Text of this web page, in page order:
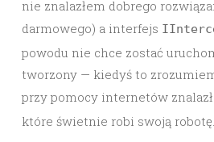
nie znalazłem dobrego
darmowego) a interfejs
powodu nie chce zostać
tworzony — kiedyś to
przy pomocy internetów
które świetnie robi swoją robotę.